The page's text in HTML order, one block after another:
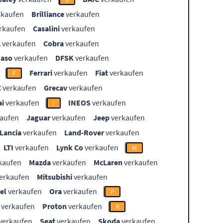
Brillianceverkaufen
Casaliniverkaufen
verkaufen Cobraverkaufen
verkaufen DFSKverkaufen
F Ferrariverkaufen Fiatverkaufen
verkaufen Grecavverkaufen
verkaufen I INEOSverkaufen
Jaguarverkaufen Jeepverkaufen
Lanciaverkaufen Land-Roververkaufen
LTI verkaufen Lynk Coverkaufen M
Mazdaverkaufen McLarenverkaufen
Mitsubishiverkaufen
verkaufen Oraverkaufen P
verkaufen Protonverkaufen R
Seatverkaufen Skodaverkaufen